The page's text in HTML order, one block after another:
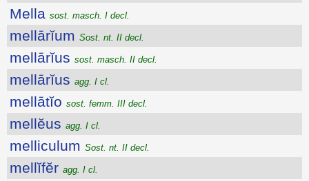
Mella sost. masch. I decl.
mellārĭum Sost. nt. II decl.
mellārĭus sost. masch. II decl.
mellārĭus agg. I cl.
mellātĭo sost. femm. III decl.
mellĕus agg. I cl.
melliculum Sost. nt. II decl.
mellĭfĕr agg. I cl.